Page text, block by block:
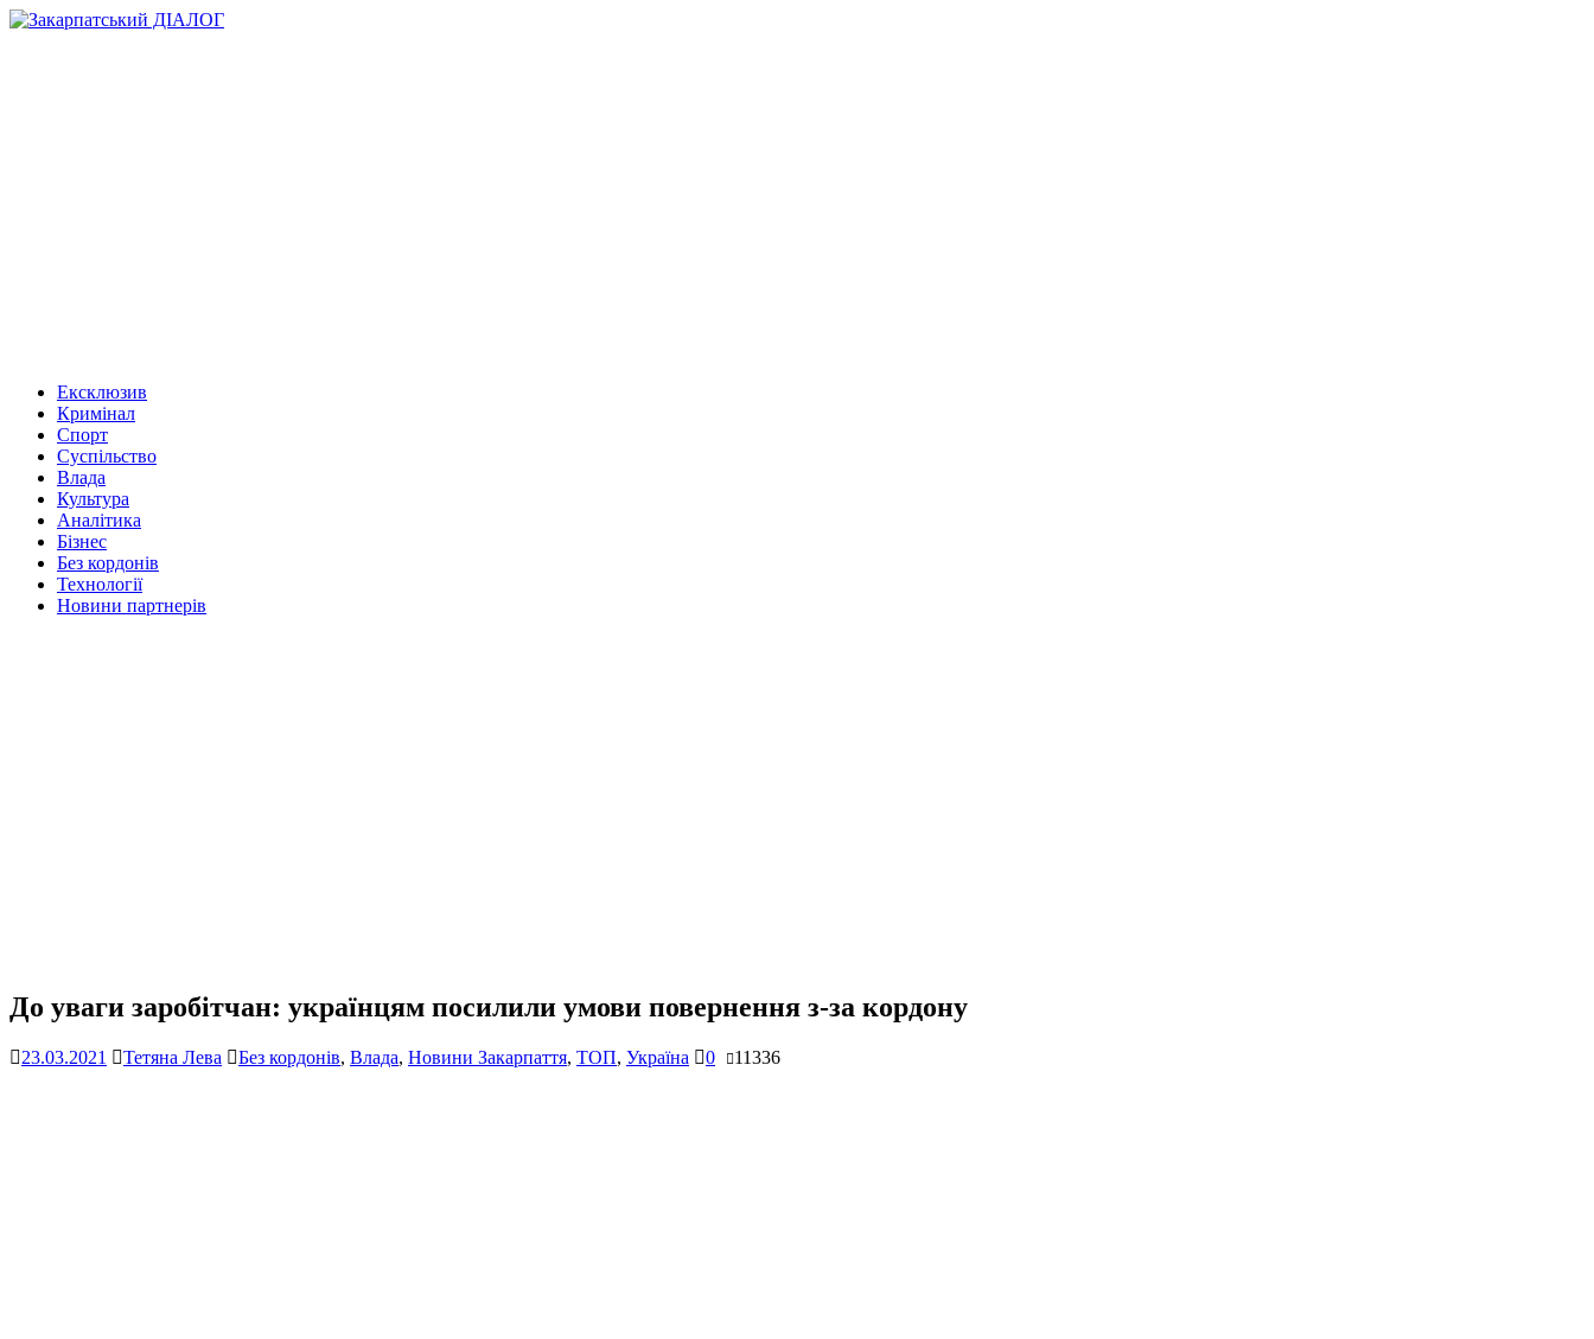
Ексклюзив
Кримінал
Спорт
Суспільство
Влада
Культура
Аналітика
Бізнес
Без кордонів
Технології
Новини партнерів
До уваги заробітчан: українцям посилили умови повернення з-за кордону
23.03.2021 Тетяна Лева Без кордонів, Влада, Новини Закарпаття, ТОП, Україна 0 11336